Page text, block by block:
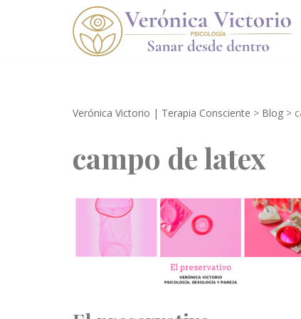
Verónica Victorio | Terapia Consciente > Blog >
campo de latex